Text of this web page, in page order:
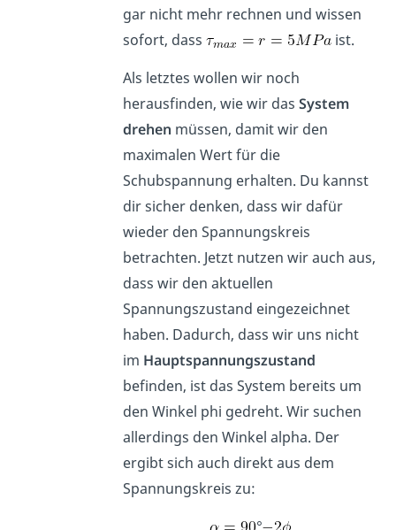
gar nicht mehr rechnen und wissen
sofort, dass
ist.
Als letztes wollen wir noch
herausfinden, wie wir das System
drehen müssen, damit wir den
maximalen Wert für die
Schubspannung erhalten. Du kannst
dir sicher denken, dass wir dafür
wieder den Spannungskreis
betrachten. Jetzt nutzen wir auch aus,
dass wir den aktuellen
Spannungszustand eingezeichnet
haben. Dadurch, dass wir uns nicht
im Hauptspannungszustand
befinden, ist das System bereits um
den Winkel phi gedreht. Wir suchen
allerdings den Winkel alpha. Der
ergibt sich auch direkt aus dem
Spannungskreis zu: